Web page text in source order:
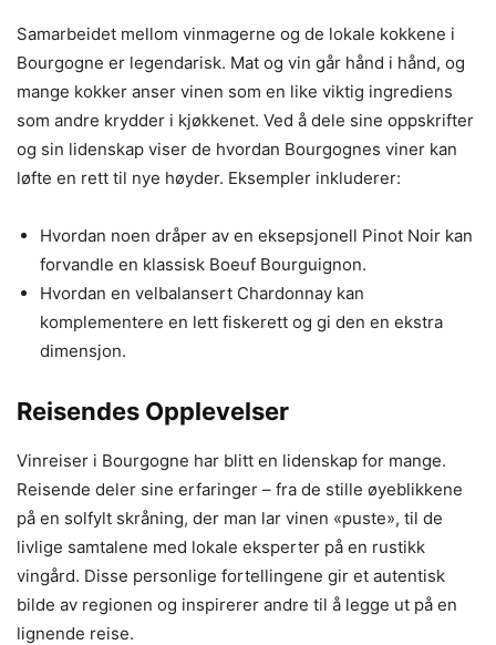
Samarbeidet mellom vinmagerne og de lokale kokkene i
Bourgogne er legendarisk. Mat og vin går hånd i hånd, og
mange kokker anser vinen som en like viktig ingrediens
som andre krydder i kjøkkenet. Ved å dele sine oppskrifter
og sin lidenskap viser de hvordan Bourgognes viner kan
løfte en rett til nye høyder. Eksempler inkluderer:
Hvordan noen dråper av en eksepsjonell Pinot Noir kan
forvandle en klassisk Boeuf Bourguignon.
Hvordan en velbalansert Chardonnay kan
komplementere en lett fiskerett og gi den en ekstra
dimensjon.
Reisendes Opplevelser
Vinreiser i Bourgogne har blitt en lidenskap for mange.
Reisende deler sine erfaringer – fra de stille øyeblikkene
på en solfylt skråning, der man lar vinen «puste», til de
livlige samtalene med lokale eksperter på en rustikk
vingård. Disse personlige fortellingene gir et autentisk
bilde av regionen og inspirerer andre til å legge ut på en
lignende reise.